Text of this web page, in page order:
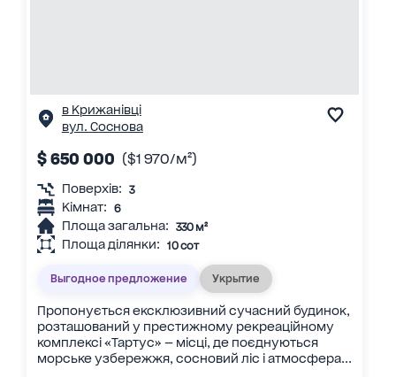
в Крижанівці
вул. Соснова
$ 650 000 ($1 970/м²)
Поверхів: 3
Кімнат: 6
Площа загальна: 330 м²
Площа ділянки: 10 сот
Выгодное предложение Укрытие
Пропонується ексклюзивний сучасний будинок,
розташований у престижному рекреаційному
комплексі «Тартус» — місці, де поєднуються
морське узбережжя, сосновий ліс і атмосфера...